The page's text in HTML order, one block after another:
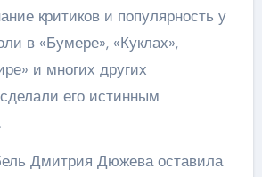
критиков и популярность у
в «Бумере», «Куклах»,
и многих других
его истинным
Дмитрия Дюжева оставила